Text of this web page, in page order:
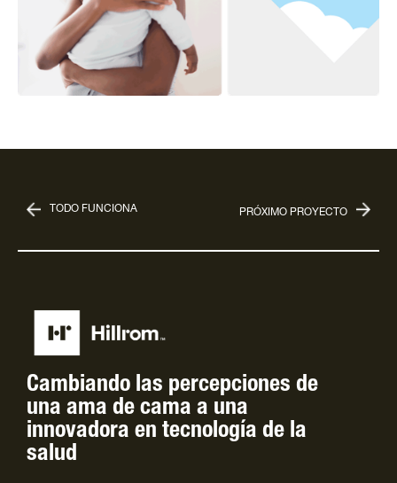
TODO FUNCIONA PRÓXIMO PROYECTO
Cambiando las percepciones de
una ama de cama a una
innovadora en tecnología de la
salud